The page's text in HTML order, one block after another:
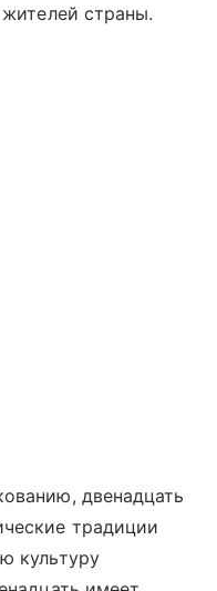
страны.
двенадцать
традиции
культуру